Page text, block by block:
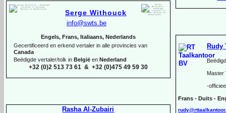
Rudy
Master
-
Frans - Duits -
Serge Withouck
info@swts.be
Engels, Frans, Italiaans, Nederlands
Gecertificeerd en erkend vertaler in alle provincies van
Canada
Beëdigde vertaler/tolk in België en Nederland
+32 (0)2 513 73 61 & +32 (0)475 49 59 30
Rasha Al-Zubairi